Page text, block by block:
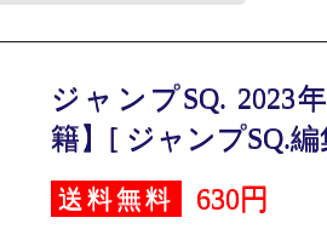
ジャンプSQ. 2023
籍】[ ジャンプSQ.編
送料無料 630円